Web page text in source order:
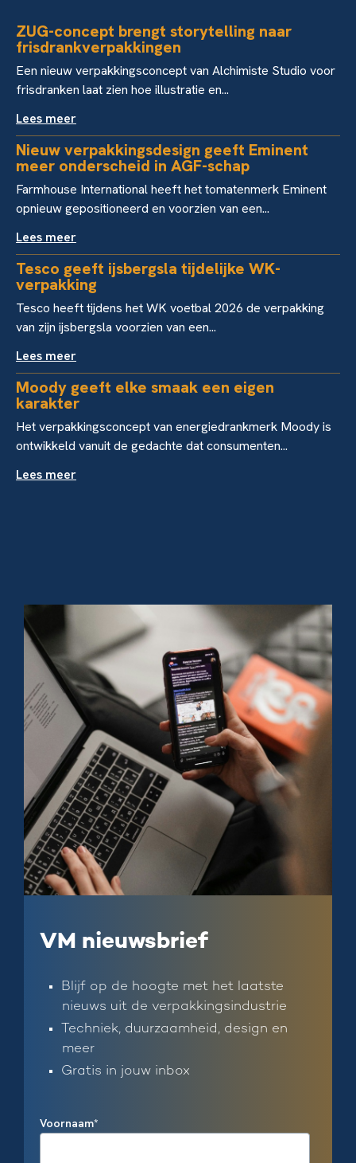
ZUG-concept brengt storytelling naar
frisdrankverpakkingen
Een nieuw verpakkingsconcept van Alchimiste Studio voor
frisdranken laat zien hoe illustratie en...
Lees meer
Nieuw verpakkingsdesign geeft Eminent
meer onderscheid in AGF-schap
Farmhouse International heeft het tomatenmerk Eminent
opnieuw gepositioneerd en voorzien van een...
Lees meer
Tesco geeft ijsbergsla tijdelijke WK-
verpakking
Tesco heeft tijdens het WK voetbal 2026 de verpakking
van zijn ijsbergsla voorzien van een...
Lees meer
Moody geeft elke smaak een eigen
karakter
Het verpakkingsconcept van energiedrankmerk Moody is
ontwikkeld vanuit de gedachte dat consumenten...
Lees meer
VM nieuwsbrief
Blijf op de hoogte met het laatste
nieuws uit de verpakkingsindustrie
Techniek, duurzaamheid, design en
meer
Gratis in jouw inbox
Voornaam*